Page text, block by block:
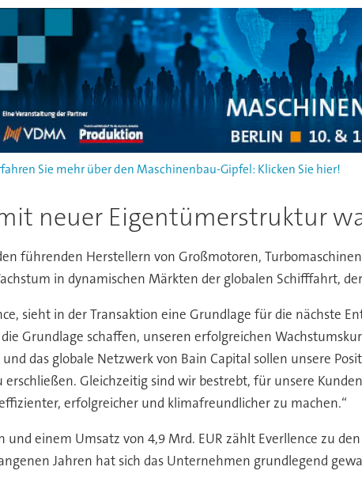
Sie mehr über den Maschinenbau-Gipfel: Klicken Sie hier!
neuer Eigentümerstruktur
führenden Herstellern von Großmotoren,
in dynamischen Märkten der globalen Schifffahrt,
sieht in der Transaktion eine Grundlage für die nächste
Grundlage schaffen, unseren erfolgreichen
das globale Netzwerk von Bain Capital sollen unsere
Gleichzeitig sind wir bestrebt, für unsere
erfolgreicher und klimafreundlicher zu machen.“
und einem Umsatz von 4,9 Mrd. EUR zählt Everllence zu
Jahren hat sich das Unternehmen grundlegend